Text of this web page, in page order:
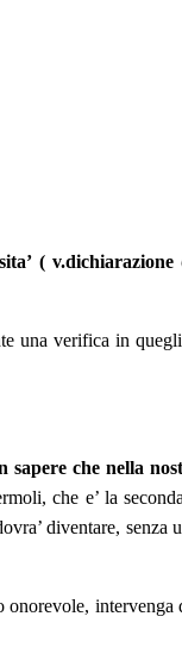
(
una verifica in
che nella
che e’ la
diventare, senza
onorevole, intervenga